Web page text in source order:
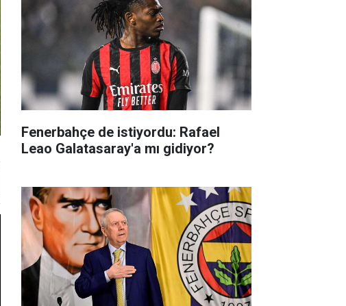
Fenerbahçe de istiyordu: Rafael
Leao Galatasaray'a mı gidiyor?